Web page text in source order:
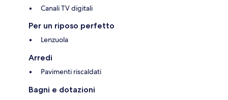
Canali TV digitali
Per un riposo perfetto
Lenzuola
Arredi
Pavimenti riscaldati
Bagni e dotazioni